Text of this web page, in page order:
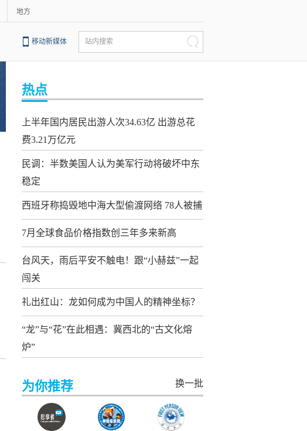
地方
移动新媒体 站内搜索
热点
上半年国内居民出游人次34.63亿 出游总花
费3.21万亿元
民调：半数美国人认为美军行动将破坏中东
稳定
西班牙称捣毁地中海大型偷渡网络 78人被捕
7月全球食品价格指数创三年多来新高
台风天，雨后平安不触电！跟“小赫兹”一起
闯关
礼出红山：龙如何成为中国人的精神坐标？
“龙”与“花”在此相遇：冀西北的“古文化熔
炉”
为你推荐 换一批